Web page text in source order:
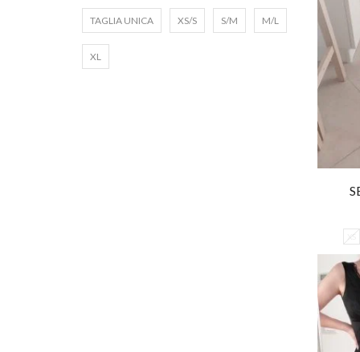
XS
TAGLIA UNICA XS/S S/M M/L
XL